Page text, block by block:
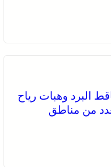
البرد وهبات رياح
من مناطق